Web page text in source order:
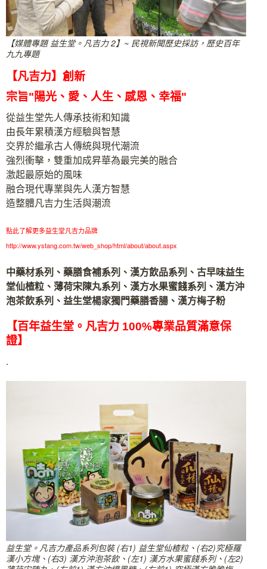
【媒體專題 益生堂。凡吉力 2】~ 民視新聞歷史採訪，歷史百年
九九專題
【凡吉力】創新
宗旨"陽光、愛、人生、感恩、幸福"
從益生堂先人傳承技術和知識
由長年累積漢方經驗與智慧
交界於繼承古人傳統與現代潮流
強烈衝擊，雙重加成昇華為最完美的融合
激起最原始的風味
融合現代專業與先人漢方智慧
造整體凡吉力生活與潮流
點此了解更多益生堂凡吉力品牌
http://www.ystang.com.tw/web_shop/html/about/about.aspx
中藥材系列、藥膳食補系列、漢方飲品系列、古早味益生
堂仙楂粒、薄荷宋陳丸系列、漢方水果蜜餞系列、漢方沖
泡茶飲系列、益生堂楊家獨門藥膳香腸、漢方梅子粉
【百年益生堂。凡吉力 100%專業品質滿意保
證】
.
益生堂。凡吉力產品系列包裝 (右1) 益生堂仙楂粒、(右2)究極羅
漢小方塊、(右3) 漢方沖泡茶飲、(左1) 漢方水果蜜餞系列、(左2)